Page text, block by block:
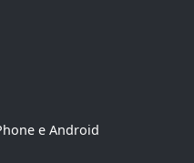
e Android